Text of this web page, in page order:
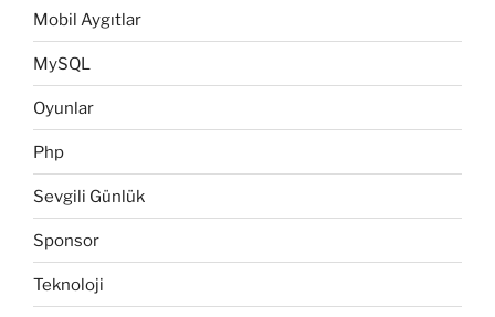
Mobil Aygıtlar
MySQL
Oyunlar
Php
Sevgili Günlük
Sponsor
Teknoloji